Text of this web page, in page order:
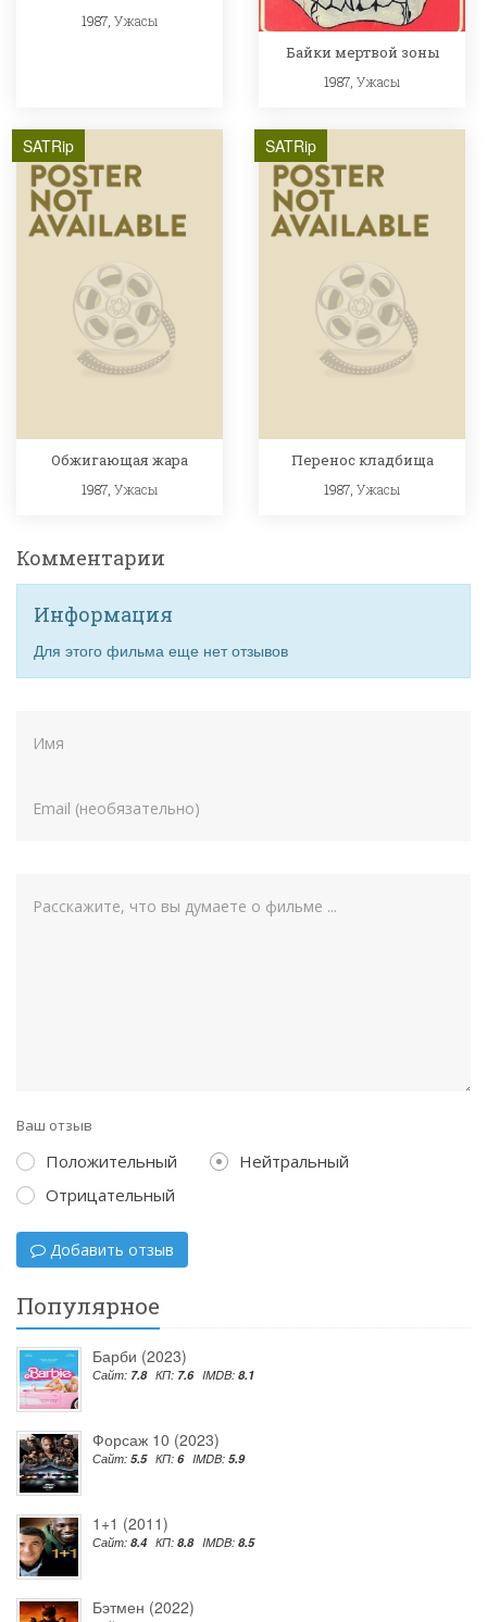
1987, Ужасы
Байки мертвой зоны
1987,Ужасы
SATRip
Обжигающая жара
1987, Ужасы
SATRip
Перенос кладбища
1987,Ужасы
Комментарии
Информация
Для этого фильма еще нет отзывов
Ваш отзыв
Положительный
Нейтральный
Отрицательный
Добавить отзыв
Популярное
Барби (2023)
Сайт: 7.8 КП: 7.6 IMDB: 8.1
Форсаж 10 (2023)
Сайт: 5.5 КП: 6 IMDB: 5.9
1+1 (2011)
Сайт: 8.4 КП: 8.8 IMDB: 8.5
Бэтмен (2022)